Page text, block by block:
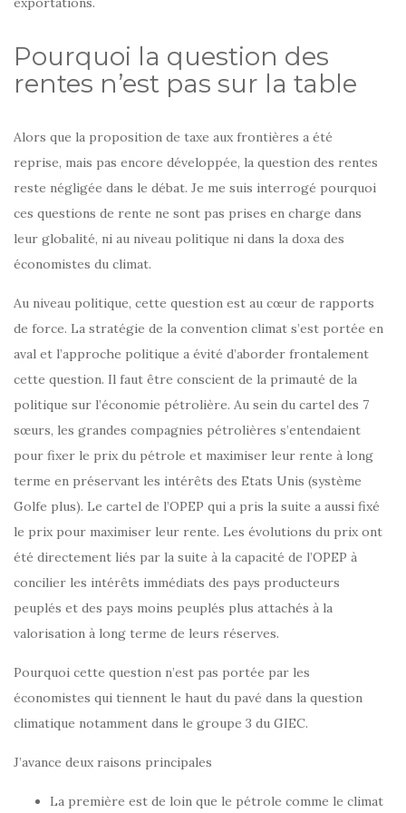
Pourquoi la question des
rentes n’est pas sur la table
Alors que la proposition de taxe aux frontières a été
reprise, mais pas encore développée, la question des rentes
reste négligée dans le débat. Je me suis interrogé pourquoi
ces questions de rente ne sont pas prises en charge dans
leur globalité, ni au niveau politique ni dans la doxa des
économistes du climat.
Au niveau politique, cette question est au cœur de rapports
de force. La stratégie de la convention climat s’est portée en
aval et l’approche politique a évité d’aborder frontalement
cette question. Il faut être conscient de la primauté de la
politique sur l’économie pétrolière. Au sein du cartel des 7
sœurs, les grandes compagnies pétrolières s’entendaient
pour fixer le prix du pétrole et maximiser leur rente à long
terme en préservant les intérêts des Etats Unis (système
Golfe plus). Le cartel de l’OPEP qui a pris la suite a aussi fixé
le prix pour maximiser leur rente. Les évolutions du prix ont
été directement liés par la suite à la capacité de l’OPEP à
concilier les intérêts immédiats des pays producteurs
peuplés et des pays moins peuplés plus attachés à la
valorisation à long terme de leurs réserves.
Pourquoi cette question n’est pas portée par les
économistes qui tiennent le haut du pavé dans la question
climatique notamment dans le groupe 3 du GIEC.
J’avance deux raisons principales
La première est de loin que le pétrole comme le climat